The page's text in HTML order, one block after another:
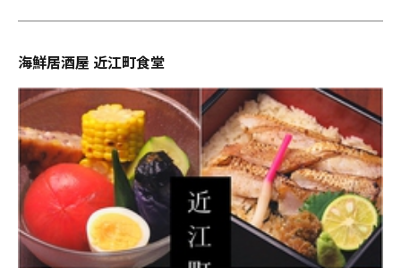
海鮮居酒屋 近江町食堂